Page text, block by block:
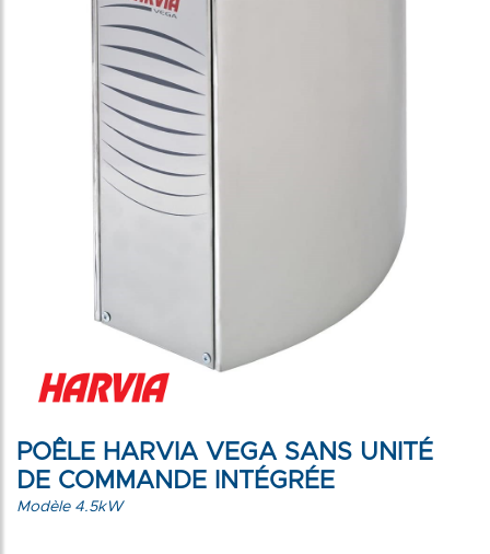
POÊLE HARVIA VEGA SANS UNITÉ
DE COMMANDE INTÉGRÉE
Modèle 4.5kW